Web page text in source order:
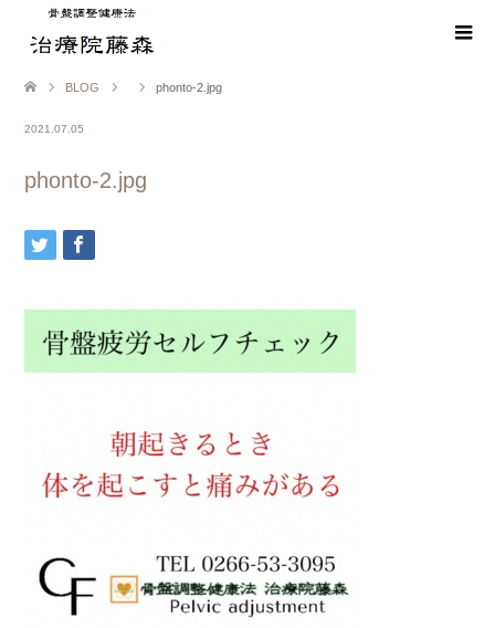
BLOG phonto-2.jpg
2021.07.05
phonto-2.jpg